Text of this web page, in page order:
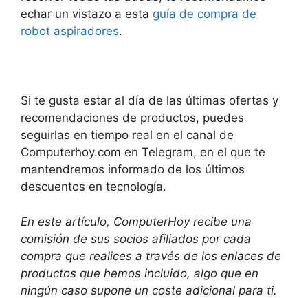
echar un vistazo a esta guía de compra de
robot aspiradores.
Si te gusta estar al día de las últimas ofertas y
recomendaciones de productos, puedes
seguirlas en tiempo real en el canal de
Computerhoy.com en Telegram, en el que te
mantendremos informado de los últimos
descuentos en tecnología.
En este artículo, ComputerHoy recibe una
comisión de sus socios afiliados por cada
compra que realices a través de los enlaces de
productos que hemos incluido, algo que en
ningún caso supone un coste adicional para ti.